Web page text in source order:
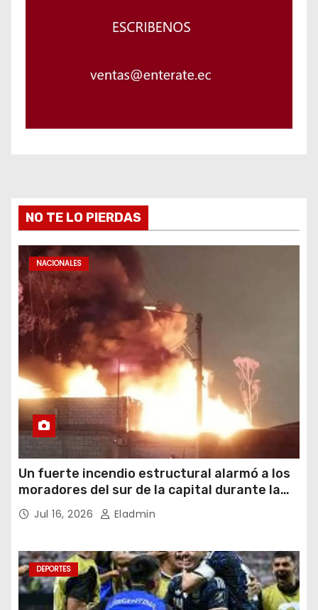
NO TE LO PIERDAS
NACIONALES
Un fuerte incendio estructural alarmó a los
moradores del sur de la capital durante la
noche del miércoles 15 de julio de 2026
Jul 16, 2026 Eladmin
DEPORTES